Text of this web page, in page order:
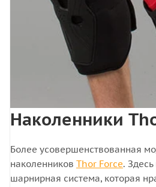
Наколенники
Более усовершенствованная
наколенников Thor Force.
шарнирная система, которая